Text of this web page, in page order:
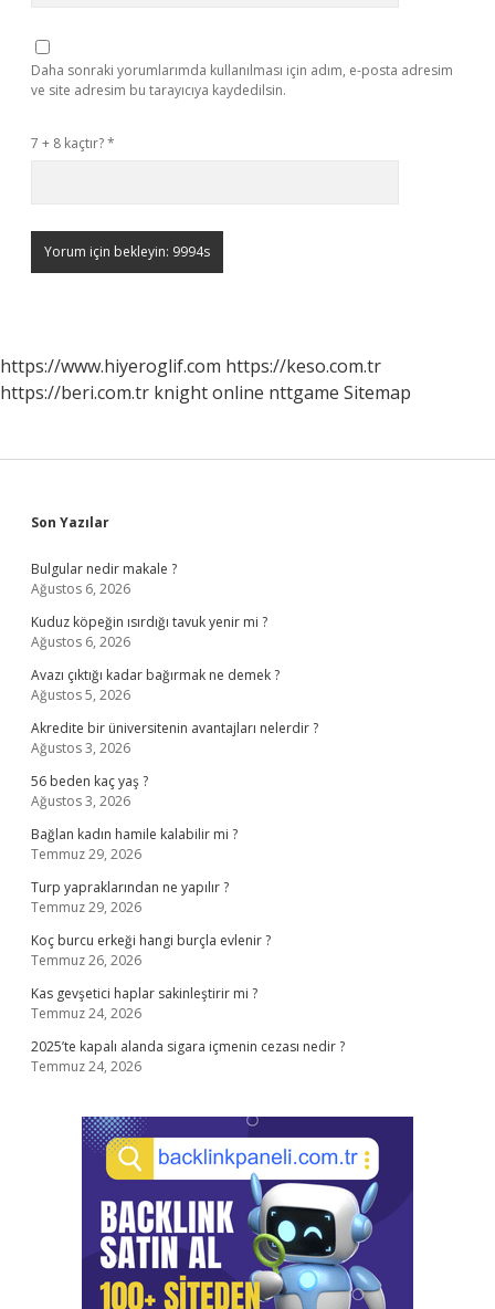
Daha sonraki yorumlarımda kullanılması için adım, e-posta adresim
ve site adresim bu tarayıcıya kaydedilsin.
7 + 8 kaçtır?*
https://www.hiyeroglif.com https://keso.com.tr
https://beri.com.tr knight online nttgame Sitemap
Sidebar
Son Yazılar
Bulgular nedir makale ?
Ağustos 6, 2026
Kuduz köpeğin ısırdığı tavuk yenir mi ?
Ağustos 6, 2026
Avazı çıktığı kadar bağırmak ne demek ?
Ağustos 5, 2026
Akredite bir üniversitenin avantajları nelerdir ?
Ağustos 3, 2026
56 beden kaç yaş ?
Ağustos 3, 2026
Bağlan kadın hamile kalabilir mi ?
Temmuz 29, 2026
Turp yapraklarından ne yapılır ?
Temmuz 29, 2026
Koç burcu erkeği hangi burçla evlenir ?
Temmuz 26, 2026
Kas gevşetici haplar sakinleştirir mi ?
Temmuz 24, 2026
2025’te kapalı alanda sigara içmenin cezası nedir ?
Temmuz 24, 2026